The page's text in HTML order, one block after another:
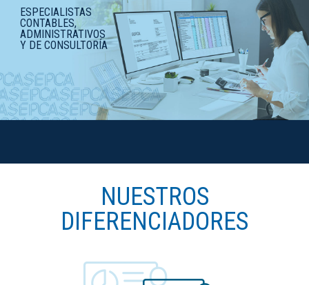
ESPECIALISTAS
CONTABLES,
ADMINISTRATIVOS
Y DE CONSULTORÍA
NUESTROS
DIFERENCIADORES